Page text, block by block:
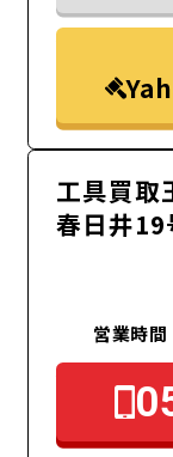
工具買取
春日井19
営業時